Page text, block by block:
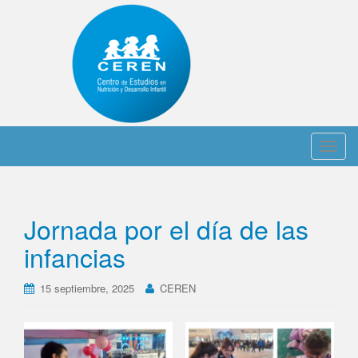
C
a
e
g
Jornada por el día de las
infancias
15 septiembre, 2025 CEREN